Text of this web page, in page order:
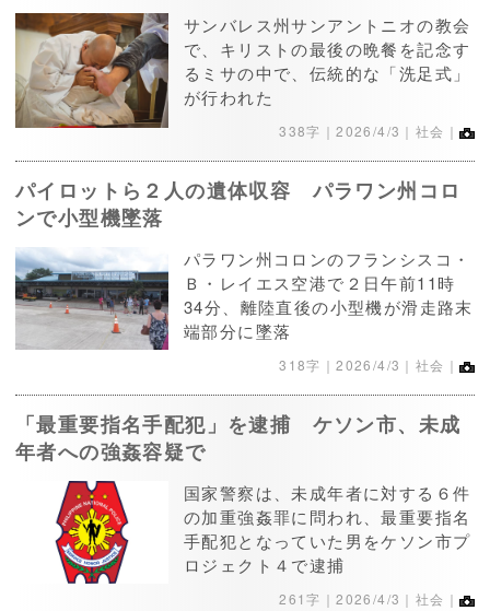
サンバレス州サンアントニオの教会
で、キリストの最後の晩餐を記念す
るミサの中で、伝統的な「洗足式」
が行われた
338字｜2026/4/3 ｜社会｜
パイロットら２人の遺体収容 パラワン州コロ
ンで小型機墜落
パラワン州コロンのフランシスコ・
Ｂ・レイエス空港で２日午前11時
34分、離陸直後の小型機が滑走路末
端部分に墜落
318字｜2026/4/3 ｜社会｜
「最重要指名手配犯」を逮捕 ケソン市、未成
年者への強姦容疑で
国家警察は、未成年者に対する６件
の加重強姦罪に問われ、最重要指名
手配犯となっていた男をケソン市プ
ロジェクト４で逮捕
261字｜2026/4/3 ｜社会｜